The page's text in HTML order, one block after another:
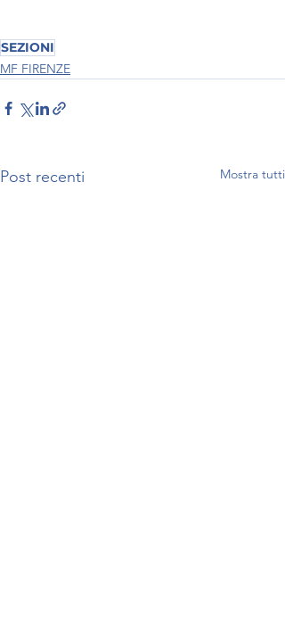
SEZIONI
MF FIRENZE
Post recenti Mostra tutti